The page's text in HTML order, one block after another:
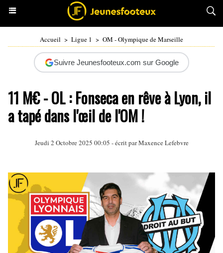
Accueil > Ligue 1 > OM - Olympique de Marseille
Suivre Jeunesfooteux.com sur Google
11 M€ - OL : Fonseca en rêve à Lyon, il
a tapé dans l'œil de l'OM !
Jeudi 2 Octobre 2025 00:05 - écrit par Maxence Lefebvre